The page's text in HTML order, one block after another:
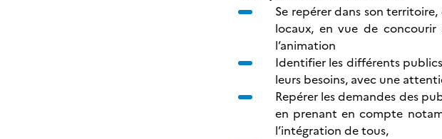
Se repérer dans son
locaux, en vue de
l’animation
Identifier les différents
leurs besoins, avec une
Repérer les demandes des
en prenant en compte
l’intégration de tous,